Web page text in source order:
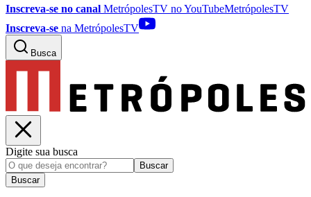
Inscreva-se no canal MetrópolesTV noYouTubeMetrópolesTV
Inscreva-se na MetrópolesTV
Busca
Digite sua busca
Buscar
Buscar